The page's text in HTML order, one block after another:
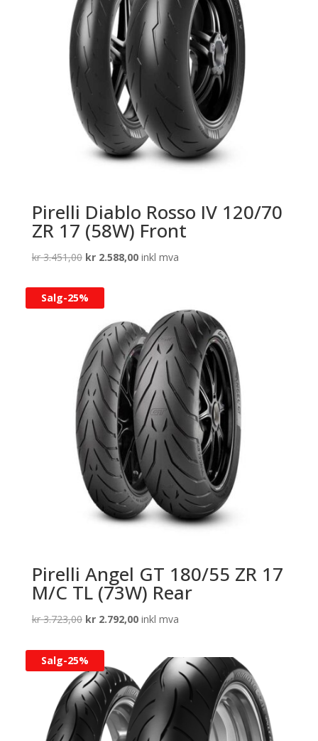
Pirelli Diablo Rosso IV 120/70
ZR 17 (58W) Front
kr3.451,00 Opprinnelig
var:
kr 3.451,00.
kr2.588,00Nåværende
inkl mva
Salg-25%
Pirelli Angel GT 180/55 ZR 17
M/C TL (73W) Rear
kr3.723,00 Opprinnelig
var:
kr 3.723,00.
kr2.792,00Nåværende
kr 2.792,00.
inkl mva
Salg-25%